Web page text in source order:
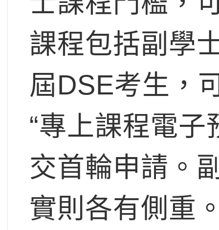
課程包括副學
屆DSE考生，
“專上課程電子
交首輪申請。
實則各有側重